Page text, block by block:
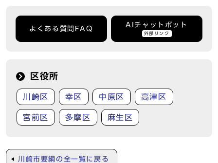
よくある質問FAQ
AIチャットボット
外部リンク
区役所
川崎区 幸区 中原区 高津区
宮前区 多摩区 麻生区
川崎市要綱の全一覧に戻る